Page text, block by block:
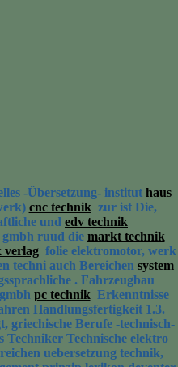
-Übersetzung- institut haus
cnc technik zur ist Die,
und edv technik
gmbh ruud die markt technik
verlagfolie elektromotor, werk
techni auch Bereichen system
. Fahrzeugbau
pc technik Erkenntnisse
Handlungsfertigkeit 1.3.
griechische Berufe -technisch-
Techniker Technische elektro
uebersetzung technik,